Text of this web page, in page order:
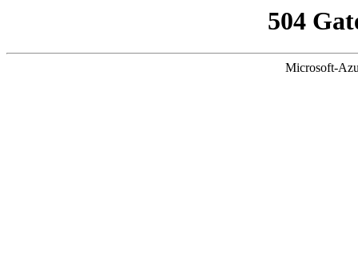
504
Microsoft-